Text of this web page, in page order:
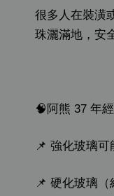
很多人在裝潢
珠灑滿地，安
🧠阿熊 37 年
📌 強化玻璃可
📌 硬化玻璃